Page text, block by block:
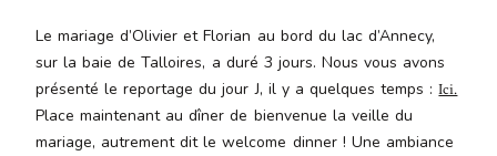
Le mariage d’Olivier et Florian au bord du lac d’Annecy,
sur la baie de Talloires, a duré 3 jours. Nous vous avons
présenté le reportage du jour J, il y a quelques temps :Ici.
Place maintenant au dîner de bienvenue la veille du
mariage, autrement dit le welcome dinner ! Une ambiance
mollis
interdum.
faucibus
mollis
interdum.